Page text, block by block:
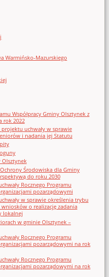
Warmińsko-Mazurskiego
Współpracy Gminy Olsztynek z
rok 2022
projektu uchwały w sprawie
i nadania jej Statutu
Olsztynek
Środowiska dla Gminy
do roku 2030
Rocznego Programu
pozarządowymi
w sprawie określenia trybu
o realizację zadania
lokalnej
w gminie Olsztynek –
Rocznego Programu
pozarządowymi na rok
Rocznego Programu
pozarządowymi na rok